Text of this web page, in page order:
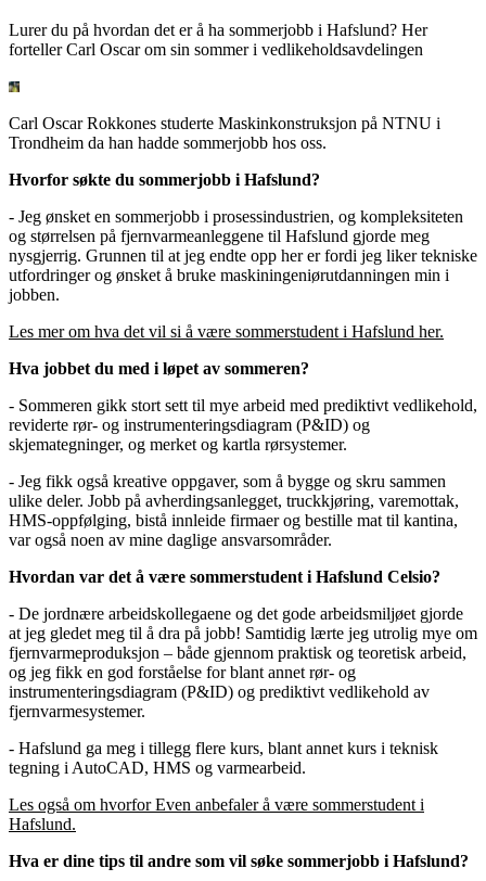
Lurer du på hvordan det er å ha sommerjobb i Hafslund? Her
forteller Carl Oscar om sin sommer i vedlikeholdsavdelingen
Carl Oscar Rokkones studerte Maskinkonstruksjon på NTNU i
Trondheim da han hadde sommerjobb hos oss.
Hvorfor søkte du sommerjobb i Hafslund?
- Jeg ønsket en sommerjobb i prosessindustrien, og kompleksiteten
og størrelsen på fjernvarmeanleggene til Hafslund gjorde meg
nysgjerrig. Grunnen til at jeg endte opp her er fordi jeg liker tekniske
utfordringer og ønsket å bruke maskiningeniørutdanningen min i
jobben.
Les mer om hva det vil si å være sommerstudent i Hafslund her.
Hva jobbet du med i løpet av sommeren?
- Sommeren gikk stort sett til mye arbeid med prediktivt vedlikehold,
reviderte rør- og instrumenteringsdiagram (P&ID) og
skjemategninger, og merket og kartla rørsystemer.
- Jeg fikk også kreative oppgaver, som å bygge og skru sammen
ulike deler. Jobb på avherdingsanlegget, truckkjøring, varemottak,
HMS-oppfølging, bistå innleide firmaer og bestille mat til kantina,
var også noen av mine daglige ansvarsområder.
Hvordan var det å være sommerstudent i Hafslund Celsio?
- De jordnære arbeidskollegaene og det gode arbeidsmiljøet gjorde
at jeg gledet meg til å dra på jobb! Samtidig lærte jeg utrolig mye om
fjernvarmeproduksjon – både gjennom praktisk og teoretisk arbeid,
og jeg fikk en god forståelse for blant annet rør- og
instrumenteringsdiagram (P&ID) og prediktivt vedlikehold av
fjernvarmesystemer.
- Hafslund ga meg i tillegg flere kurs, blant annet kurs i teknisk
tegning i AutoCAD, HMS og varmearbeid.
Les også om hvorfor Even anbefaler å være sommerstudent i
Hafslund.
Hva er dine tips til andre som vil søke sommerjobb i Hafslund?